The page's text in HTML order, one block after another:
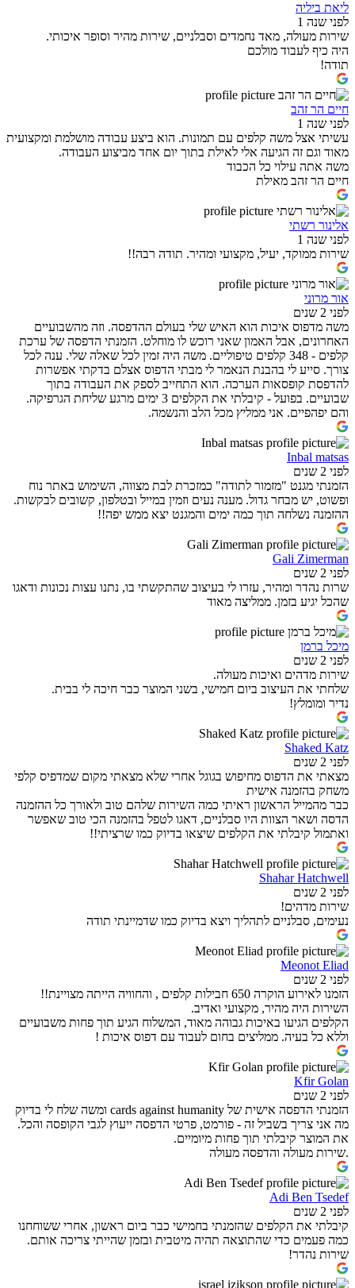
ליאת ביליה
לפני שנה 1
שירות מעולה, מאד נחמדים וסבלניים, שירות מהיר וסופר איכותי.
היה כיף לעבוד מולכם
תודה!
חיים הר זהב
לפני שנה 1
עשיתי אצל משה קלפים עם תמונות. הוא ביצע עבודה מושלמת ומקצועית
מאוד וגם זה הגיעה אלי לאילת בתוך יום אחד מביצוע העבודה.
משה אתה עילוי כל הכבוד
חיים הר זהב מאילת
אלינור רשתי
לפני שנה 1
שירות ממוקד, יעיל, מקצועי ומהיר. תודה רבה!!
אור מרוני
לפני 2 שנים
משה מדפוס איכות הוא האיש שלי בעולם ההדפסה. וזה מהשבועיים
האחרונים, אבל האמון שאני רוכש לו מוחלט. הזמנתי הדפסה של ערכת
קלפים - 348 קלפים טיפוליים. משה היה זמין לכל שאלה שלי. ענה לכל
צורך. סייע לי בהבנת הנאמר לי מבתי הדפוס אצלם בדקתי אפשרות
להדפסת קופסאות הערכה. הוא התחייב לספק את העבודה בתוך
שבועיים. בפועל - קיבלתי את הקלפים 3 ימים מרגע שליחת הגרפיקה.
והם יפהפיים. אני ממליץ מכל הלב והנשמה.
Inbal matsas
לפני 2 שנים
הזמנתי מגנט "מזמור לתודה" כמזכרת לבת מצווה, השימוש באתר נוח
ופשוט, יש מבחר גדול. מענה נעים וזמין במייל ובטלפון, קשובים לבקשות.
ההזמנה נשלחה תוך כמה ימים והמגנט יצא ממש יפה!!
Gali Zimerman
לפני 2 שנים
שרות נהדר ומהיר, עזרו לי בעיצוב שהתקשתי בו, נתנו עצות נכונות ודאגו
שהכל יגיע בזמן. ממליצה מאוד
מיכל ברמן
לפני 2 שנים
שירות מדהים ואיכות מעולה.
שלחתי את העיצוב ביום חמישי, בשני המוצר כבר חיכה לי בבית.
נדיר ומומלץ!
Shaked Katz
לפני 2 שנים
מצאתי את הדפוס מחיפוש בגוגל אחרי שלא מצאתי מקום שמדפיס קלפי
משחק בהזמנה אישית
כבר מהמייל הראשון ראיתי כמה השירות שלהם טוב ולאורך כל ההזמנה
הדסה ושאר הצוות היו סבלניים, דאגו לטפל בהזמנה הכי טוב שאפשר
ואתמול קיבלתי את הקלפים שיצאו בדיוק כמו שרציתי!!
Shahar Hatchwell
לפני 2 שנים
שירות מדהים!
נעימים, סבלניים לתהליך ויצא בדיוק כמו שדמיינתי תודה
Meonot Eliad
לפני 2 שנים
הזמנו לאירוע הוקרה 650 חבילות קלפים , והחוויה הייתה מצויינת!!
השירות היה מהיר, מקצועי ואדיב.
הקלפים הגיעו באיכות גבוהה מאוד, המשלוח הגיע תוך פחות משבועיים
וללא כל בעיה. ממליצים בחום לעבוד עם דפוס איכות !
Kfir Golan
לפני 2 שנים
הזמנתי הדפסה אישית של cards against humanity ומשה שלח לי בדיוק
מה אני צריך בשביל זה - פורמט, פרטי הדפסה ייעוץ לגבי הקופסה והכל.
את המוצר קיבלתי תוך פחות מיומיים.
.שירות מעולה והדפסה מעולה
Adi Ben Tsedef
לפני 2 שנים
קיבלתי את הקלפים שהזמנתי בחמישי כבר ביום ראשון, אחרי ששוחחנו
כמה פעמים כדי שהתוצאה תהיה מיטבית ובזמן שהייתי צריכה אותם.
שירות נהדר!